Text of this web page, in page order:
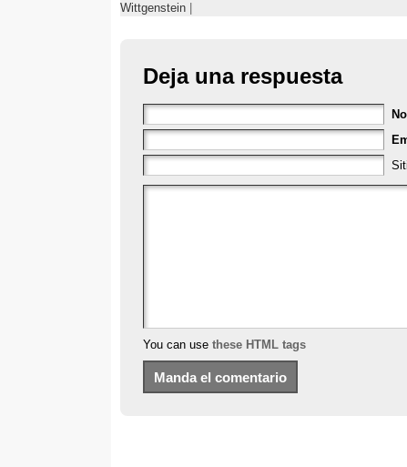
Wittgenstein
Deja una respuesta
You can use these HTML tags